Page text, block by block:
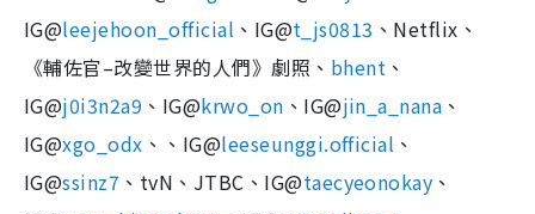
IG@leejehoon_official 、IG@t_js0813 、Netflix、
《輔佐官–改變世界的人們》劇照、 bhent 、
IG@j0i3n2a9 、IG@krwo_on 、IG@jin_a_nana 、
IG@xgo_odx 、、IG@leeseunggi.official 、
IG@ssinz7 、tvN、JTBC、IG@taecyeonokay 、